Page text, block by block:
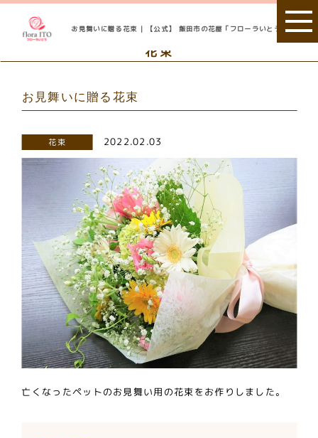
お見舞いに贈る花束 | 【公式】 飯田市の花屋「フローラいとう」
花束
お見舞いに贈る花束
花束 2022.02.03
亡くなったペットのお見舞い用の花束をお作りしました。